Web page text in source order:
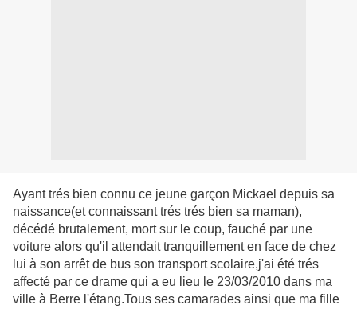
Ayant trés bien connu ce jeune garçon Mickael depuis sa
naissance(et connaissant trés trés bien sa maman),
décédé brutalement, mort sur le coup, fauché par une
voiture alors qu'il attendait tranquillement en face de chez
lui à son arrêt de bus son transport scolaire,j'ai été trés
affecté par ce drame qui a eu lieu le 23/03/2010 dans ma
ville à Berre l'étang.Tous ses camarades ainsi que ma fille